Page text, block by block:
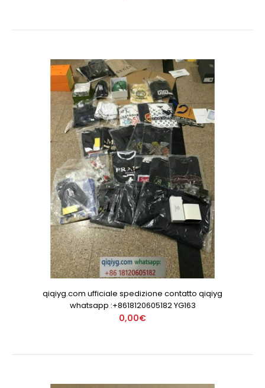
qiqiyg.com ufficiale spedizione contatto qiqiyg
whatsapp :+8618120605182 YG163
0,00€